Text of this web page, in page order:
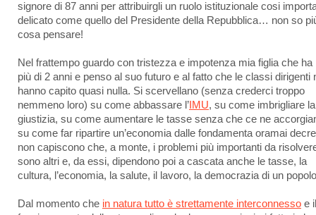
signore di 87 anni per attribuirgli un ruolo istituzionale cosi
delicato come quello del Presidente della Repubblica… non so
cosa pensare!
Nel frattempo guardo con tristezza e impotenza mia figlia che ha
più di 2 anni e penso al suo futuro e al fatto che le classi dirigenti
hanno capito quasi nulla. Si scervellano (senza crederci troppo
nemmeno loro) su come abbassare l’ IMU, su come imbrigliare la
giustizia, su come aumentare le tasse senza che ce ne
su come far ripartire un’economia dalle fondamenta oramai
non capiscono che, a monte, i problemi più importanti da
sono altri e, da essi, dipendono poi a cascata anche le tasse, la
cultura, l’economia, la salute, il lavoro, la democrazia di un
Dal momento che in natura tutto è strettamente interconnesso e